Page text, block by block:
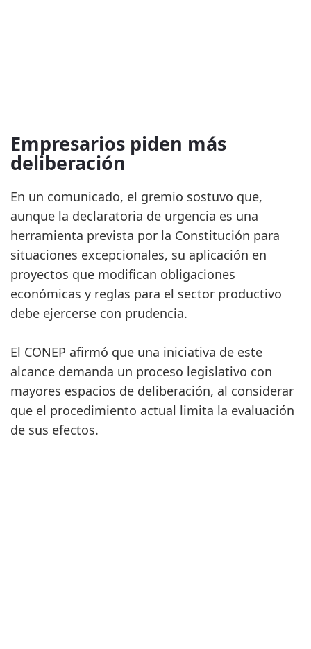
Empresarios piden más
deliberación
En un comunicado, el gremio sostuvo que,
aunque la declaratoria de urgencia es una
herramienta prevista por la Constitución para
situaciones excepcionales, su aplicación en
proyectos que modifican obligaciones
económicas y reglas para el sector productivo
debe ejercerse con prudencia.
El CONEP afirmó que una iniciativa de este
alcance demanda un proceso legislativo con
mayores espacios de deliberación, al considerar
que el procedimiento actual limita la evaluación
de sus efectos.